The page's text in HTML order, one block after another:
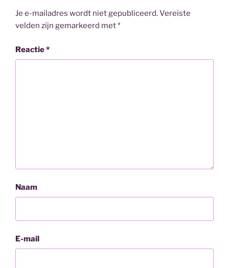
Je e-mailadres wordt niet gepubliceerd.Vereiste
velden zijn gemarkeerd met*
Reactie*
Naam
E-mail